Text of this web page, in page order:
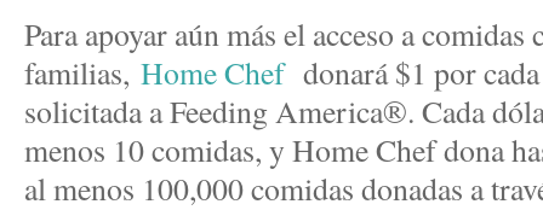
Para apoyar aún más el acceso a comidas
familias, Home Chefdonará $1 por cada
solicitada a Feeding America®. Cada
menos 10 comidas, y Home Chef dona
al menos 100,000 comidas donadas a